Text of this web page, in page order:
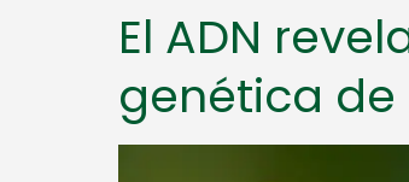
El ADN
genética de